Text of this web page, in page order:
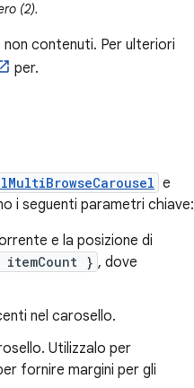
(2).
contenuti. Per ulteriori
per.
e
i seguenti parametri chiave:
e la posizione di
itemCount } , dove
nel carosello.
Utilizzalo per
fornire margini per gli